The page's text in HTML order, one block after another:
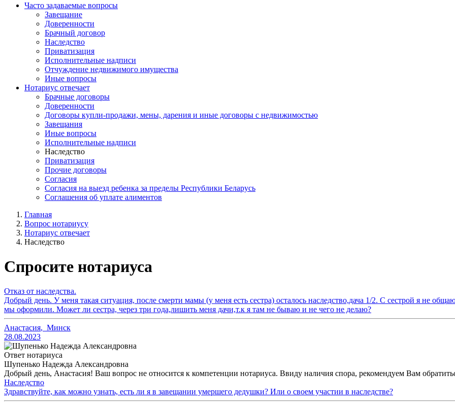
Часто задаваемые вопросы
Завещание
Доверенности
Брачный договор
Наследство
Приватизация
Исполнительные надписи
Отчуждение недвижимого имущества
Иные вопросы
Нотариус отвечает
Брачные договоры
Доверенности
Договоры купли-продажи, мены, дарения и иные договоры с недвижимостью
Завещания
Иные вопросы
Исполнительные надписи
Наследство
Приватизация
Прочие договоры
Согласия
Согласия на выезд ребенка за пределы Республики Беларусь
Соглашения об уплате алиментов
Главная
Вопрос нотариусу
Нотариус отвечает
Наследство
Спросите нотариуса
Отказ от наследства.
Добрый день. У меня такая ситуация, после смерти мамы (у меня есть сестра) осталось наследство,дача 1/2. С сестрой я не
мы оформили. Может ли сестра, через три года,лишить меня дачи,т.к я там не бываю и не чего не делаю?
Анастасия, Минск
28.08.2023
Ответ нотариуса
Шупенько Надежда Александровна
Добрый день, Анастасия! Ваш вопрос не относится к компетенции нотариуса. Ввиду наличия спора, рекомендуем Вам
Наследство
Здравствуйте, как можно узнать, есть ли я в завещании умершего дедушки? Или о своем участии в наследстве?